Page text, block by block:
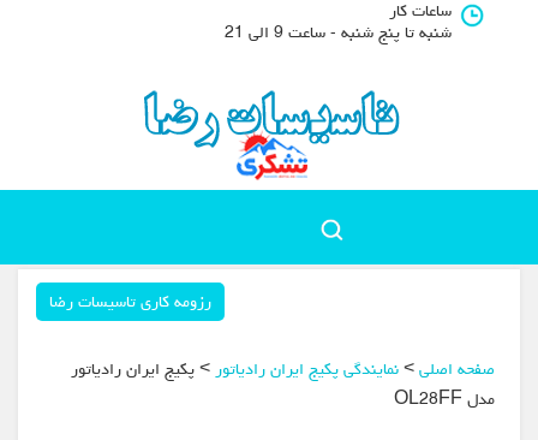
ساعات کار
شنبه تا پنج شنبه - ساعت 9 الی 21
رزومه کاری تاسیسات رضا
صفحه اصلی>نمایندگی پکیج ایران رادیاتور> پکیج ایران رادیاتور
مدل OL28FF